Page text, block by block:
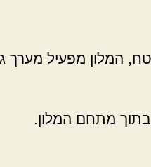
המלון מפעיל
בתוך מתחם המלון.